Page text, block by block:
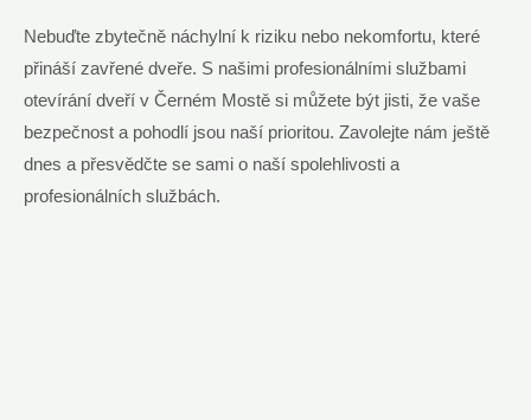
Nebuďte zbytečně náchylní k riziku nebo nekomfortu, které
přináší zavřené dveře. S našimi profesionálními službami
otevírání dveří v Černém Mostě si můžete být jisti, že vaše
bezpečnost a pohodlí jsou naší prioritou. Zavolejte nám ještě
dnes a přesvědčte se sami o naší spolehlivosti a
profesionálních službách.